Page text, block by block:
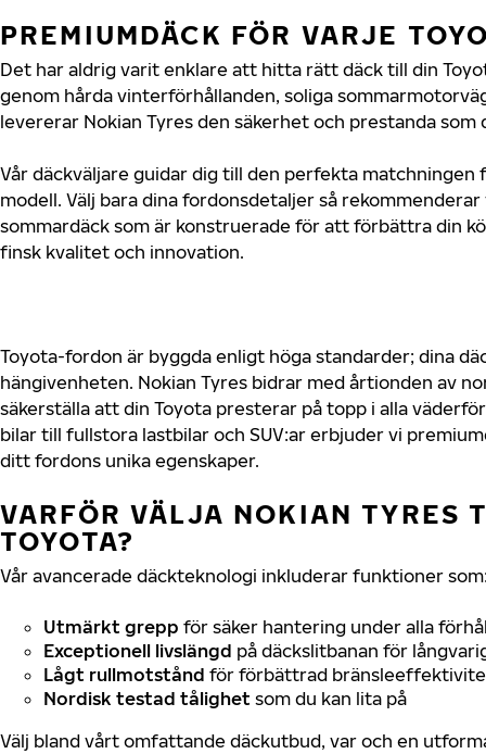
PREMIUMDÄCK FÖR VARJE
Det har aldrig varit enklare att hitta rätt däck till din
genom hårda vinterförhållanden, soliga
levererar Nokian Tyres den säkerhet och prestanda som
Vår däckväljare guidar dig till den perfekta matchningen
modell. Välj bara dina fordonsdetaljer så
sommardäck som är konstruerade för att förbättra din
finsk kvalitet och innovation.
Toyota-fordon är byggda enligt höga standarder; dina
hängivenheten. Nokian Tyres bidrar med årtionden av
säkerställa att din Toyota presterar på topp i alla
bilar till fullstora lastbilar och SUV:ar erbjuder vi
ditt fordons unika egenskaper.
VARFÖR VÄLJA NOKIAN TYRES
TOYOTA?
Vår avancerade däckteknologi inkluderar funktioner
Utmärkt grepp för säker hantering under alla
Exceptionell livslängd på däckslitbanan för
Lågt rullmotstånd för förbättrad
Nordisk testad tålighet som du kan lita på
Välj bland vårt omfattande däckutbud, var och en